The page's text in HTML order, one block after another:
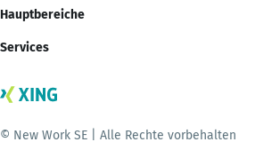
Hauptbereiche
Services
© New Work SE | Alle Rechte vorbehalten